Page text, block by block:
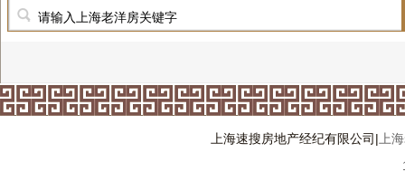
上海速搜房地产经纪有限公司| 上